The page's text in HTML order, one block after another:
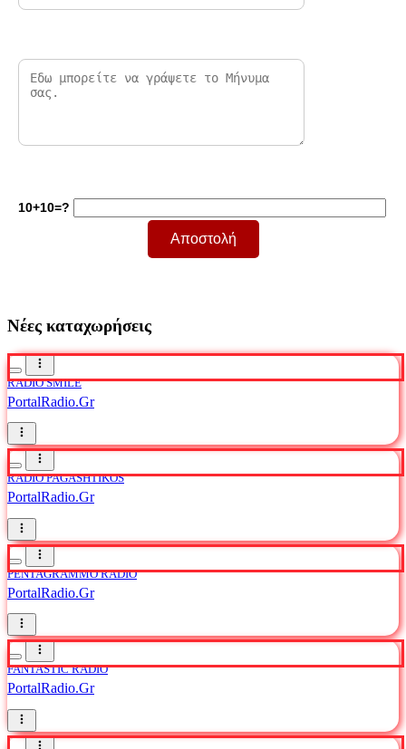
10+10=?
Νέες καταχωρήσεις
RADIO SMILE
PortalRadio.Gr
RADIO PAGASHTIKOS
PortalRadio.Gr
PENTAGRAMMO RADIO
PortalRadio.Gr
FANTASTIC RADIO
PortalRadio.Gr